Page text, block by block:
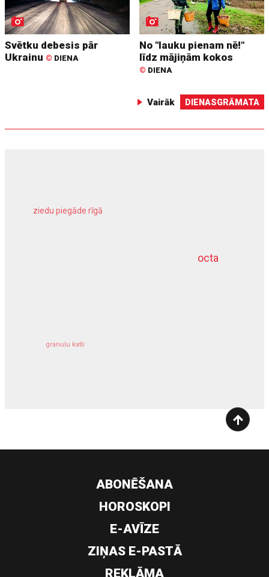
Svētku debesis pār
Ukrainu © DIENA
No "lauku pienam nē!"
līdz mājiņām kokos
© DIENA
Vairāk DIENASGRĀMATA
octa
ziedu piegāde rīgā
granulu katli
dziļurbums
ABONĒŠANA
HOROSKOPI
E-AVĪZE
ZIŅAS E-PASTĀ
REKLĀMA